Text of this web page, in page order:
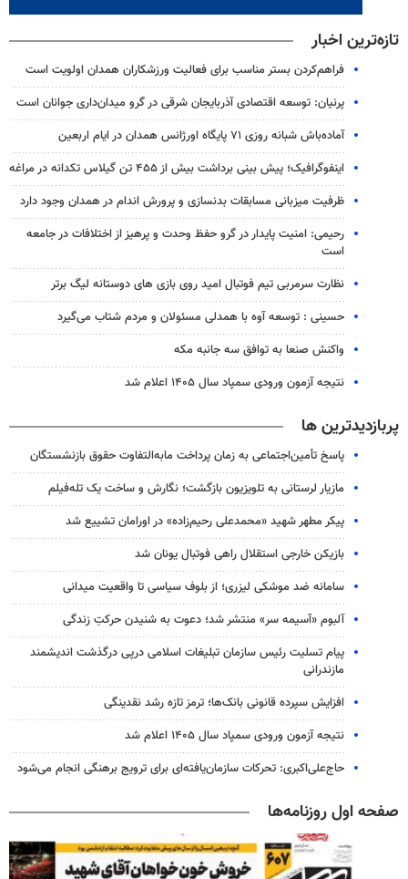
تازه‌ترین اخبار
فراهم‌کردن بستر مناسب برای فعالیت ورزشکاران همدان اولویت است
پرنیان: توسعه اقتصادی آذربایجان شرقی در گرو میدان‌داری جوانان است
آماده‌باش شبانه روزی ۷۱ پایگاه اورژانس همدان در ایام اربعین
اینفوگرافیک؛ پیش بینی برداشت بیش از ۴۵۵ تن گیلاس تکدانه در مراغه
ظرفیت میزبانی مسابقات بدنسازی و پرورش اندام در همدان وجود دارد
رحیمی: امنیت پایدار در گرو حفظ وحدت و پرهیز از اختلافات در جامعه
است
نظارت سرمربی تیم‌ فوتبال امید روی بازی های دوستانه لیگ برتر
حسینی : توسعه آوه با همدلی مسئولان و مردم شتاب می‌گیرد
واکنش صنعا به توافق سه جانبه مکه
نتیجه آزمون ورودی سمپاد سال ۱۴۰۵ اعلام شد
پربازدیدترین ها
پاسخ تأمین‌اجتماعی به زمان پرداخت مابه‌التفاوت حقوق بازنشستگان
مازیار لرستانی به تلویزیون بازگشت؛ نگارش و ساخت یک تله‌فیلم
پیکر مطهر شهید «محمدعلی رحیم‌زاده» در اورامان تشییع شد
بازیکن خارجی استقلال راهی فوتبال یونان شد
سامانه ضد موشکی لیزری؛ از بلوف سیاسی تا واقعیت میدانی
آلبوم «آسیمه سر» منتشر شد؛ دعوت به شنیدن حرکتِ زندگی
پیام تسلیت رئیس سازمان تبلیغات اسلامی درپی درگذشت اندیشمند
مازندرانی
افزایش سپرده قانونی بانک‌ها؛ ترمز تازه رشد نقدینگی
نتیجه آزمون ورودی سمپاد سال ۱۴۰۵ اعلام شد
حاج‌علی‌اکبری: تحرکات سازمان‌یافته‌ای برای ترویج برهنگی انجام می‌شود
صفحه اول روزنامه‌ها